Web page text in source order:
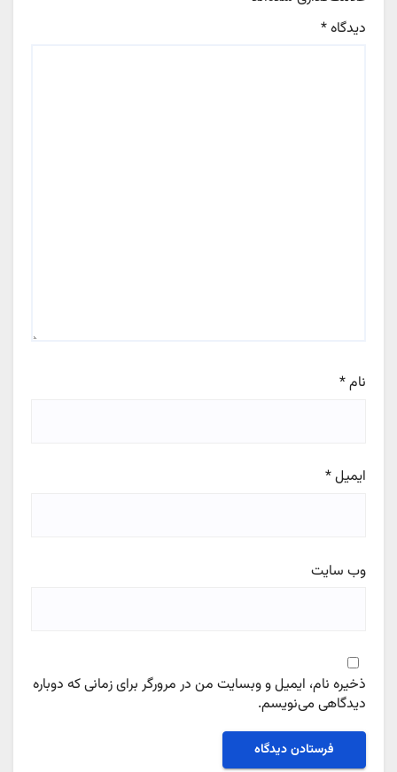
دیدگاه*
نام*
ایمیل*
وب‌ سایت
ذخیره نام، ایمیل و وبسایت من در مرورگر برای زمانی که دوباره
دیدگاهی می‌نویسم.